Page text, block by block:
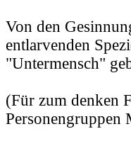
Von den
entlarvenden
"Untermensch"
(Für zum denken
Personengruppen